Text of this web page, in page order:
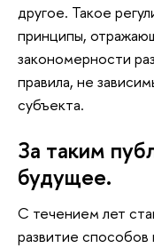
другое. Такое
принципы,
закономерности
правила, не
субъекта.
За таким
будущее.
С течением лет
развитие способов